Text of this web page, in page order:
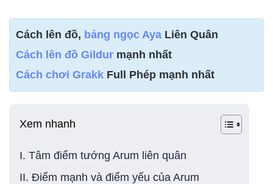
Cách lên đồ, bảng ngọc Aya Liên Quân
Cách lên đồ Gildur mạnh nhất
Cách chơi Grakk Full Phép mạnh nhất
Xem nhanh
I. Tâm điểm tướng Arum liên quân
II. Điểm mạnh và điểm yếu của Arum